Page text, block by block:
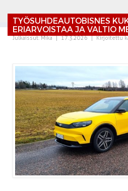
TYÖSUHDEAUTOBISNES
ERIARVOISTAA JA VALTIO
Julkaissut:Mika | 17.3.2026 | Kirjoitettu